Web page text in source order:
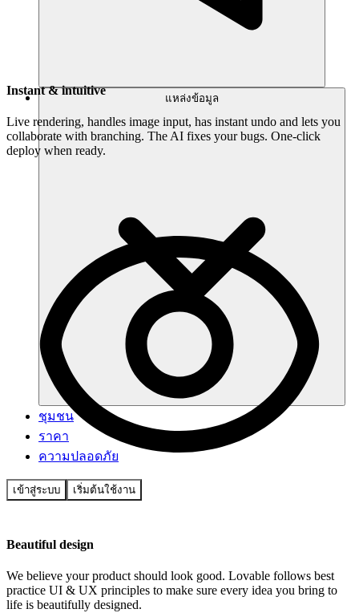
แหล่งข้อมูล
ชุมชน
ราคา
ความปลอดภัย
เข้าสู่ระบบ เริ่มต้นใช้งาน
Instant & intuitive
Live rendering, handles image input, has instant undo and lets you
collaborate with branching. The AI fixes your bugs. One-click
deploy when ready.
Beautiful design
We believe your product should look good. Lovable follows best
practice UI & UX principles to make sure every idea you bring to
life is beautifully designed.